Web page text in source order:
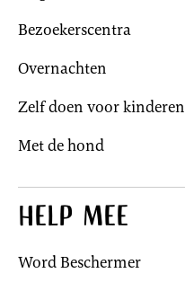
Bezoekerscentra
Overnachten
Zelf doen voor kinderen
Met de hond
Help mee
Word Beschermer